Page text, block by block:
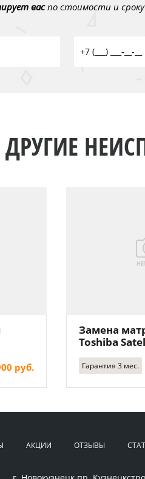
васпо стоимости и
ДРУГИЕ
руб.
Замена
Toshiba
Гарантия 3 мес.
АКЦИИ ОТЗЫВЫ